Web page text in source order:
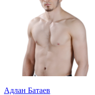
Адлан Батаев